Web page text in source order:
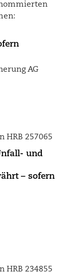
AG
HRB 257065
und
– sofern
HRB 234855